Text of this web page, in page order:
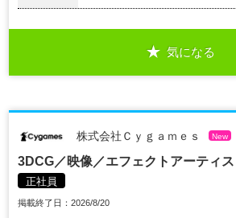
気になる
株式会社Ｃｙｇａｍｅｓ New
3DCG／映像／エフェクトアーティ
正社員
掲載終了日：2026/8/20